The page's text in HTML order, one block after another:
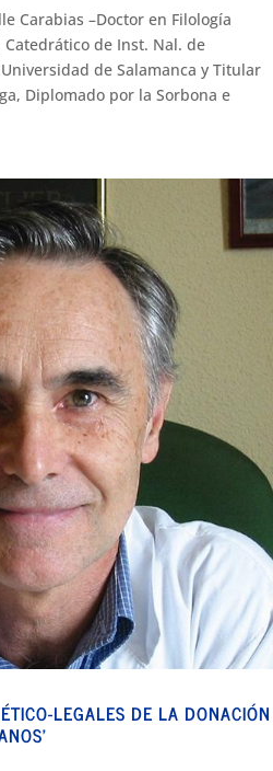
Carabias –Doctor en Filología
de Inst. Nal. de
de Salamanca y Titular
Diplomado por la Sorbona e
LEGALES DE LA DONACIÓN